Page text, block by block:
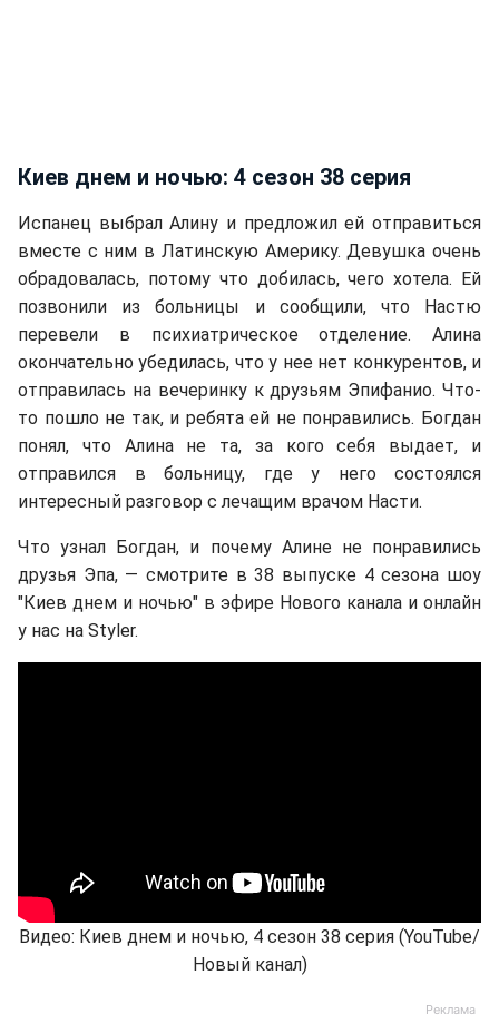
Киев днем и ночью: 4 сезон 38 серия
Испанец выбрал Алину и предложил ей отправиться
вместе с ним в Латинскую Америку. Девушка очень
обрадовалась, потому что добилась, чего хотела. Ей
позвонили из больницы и сообщили, что Настю
перевели в психиатрическое отделение. Алина
окончательно убедилась, что у нее нет конкурентов, и
отправилась на вечеринку к друзьям Эпифанио. Что-
то пошло не так, и ребята ей не понравились. Богдан
понял, что Алина не та, за кого себя выдает, и
отправился в больницу, где у него состоялся
интересный разговор с лечащим врачом Насти.
Что узнал Богдан, и почему Алине не понравились
друзья Эпа, — смотрите в 38 выпуске 4 сезона шоу
"Киев днем и ночью" в эфире Нового канала и онлайн
у нас на Styler.
Видео: Киев днем и ночью, 4 сезон 38 серия (YouTube/
Новый канал)